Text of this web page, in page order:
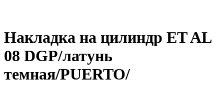
Накладка на цилиндр ET AL
08 DGP/латунь
темная/PUERTO/